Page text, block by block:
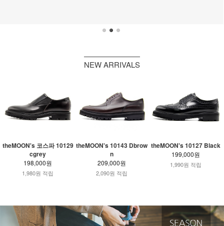
NEW ARRIVALS
theMOON's 코스파 10129
cgrey
198,000원
1,980원 적립
theMOON's 10143 Dbrow
n
209,000원
2,090원 적립
theMOON's 10127 Black
199,000원
1,990원 적립